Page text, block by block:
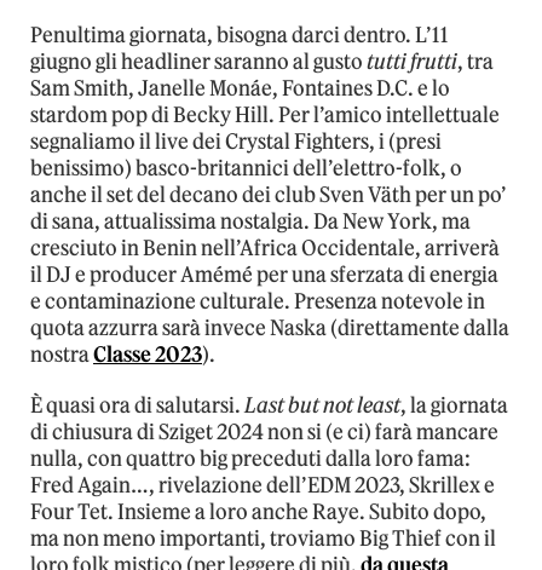
Penultima giornata, bisogna darci dentro. L’11
giugno gli headliner saranno al gustotutti frutti, tra
Sam Smith, Janelle Monáe, Fontaines D.C. e lo
stardom pop di Becky Hill. Per l’amico intellettuale
segnaliamo il live dei Crystal Fighters, i (presi
benissimo) basco-britannici dell’elettro-folk, o
anche il set del decano dei club Sven Väth per un po’
di sana, attualissima nostalgia. Da New York, ma
cresciuto in Benin nell’Africa Occidentale, arriverà
il DJ e producer Amémé per una sferzata di energia
e contaminazione culturale. Presenza notevole in
quota azzurra sarà invece Naska (direttamente dalla
nostraClasse 2023).
È quasi ora di salutarsi.Last but not least, la giornata
di chiusura di Sziget 2024 non si (e ci) farà mancare
nulla, con quattro big preceduti dalla loro fama:
Fred Again…, rivelazione dell’EDM 2023, Skrillex e
Four Tet. Insieme a loro anche Raye. Subito dopo,
ma non meno importanti, troviamo Big Thief con il